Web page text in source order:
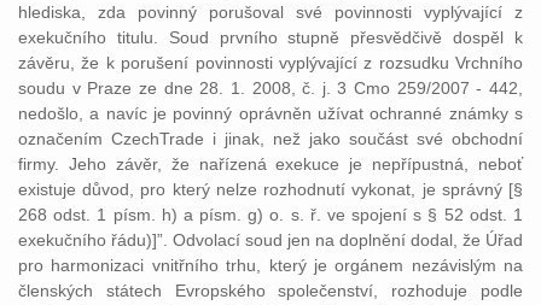
hlediska, zda povinný porušoval své povinnosti vyplývající z
exekučního titulu. Soud prvního stupně přesvědčivě dospěl k
závěru, že k porušení povinnosti vyplývající z rozsudku Vrchního
soudu v Praze ze dne 28. 1. 2008, č. j. 3 Cmo 259/2007 - 442,
nedošlo, a navíc je povinný oprávněn užívat ochranné známky s
označením CzechTrade i jinak, než jako součást své obchodní
firmy. Jeho závěr, že nařízená exekuce je nepřípustná, neboť
existuje důvod, pro který nelze rozhodnutí vykonat, je správný [§
268 odst. 1 písm. h) a písm. g) o. s. ř. ve spojení s § 52 odst. 1
exekučního řádu)]”. Odvolací soud jen na doplnění dodal, že Úřad
pro harmonizaci vnitřního trhu, který je orgánem nezávislým na
členských státech Evropského společenství, rozhoduje podle